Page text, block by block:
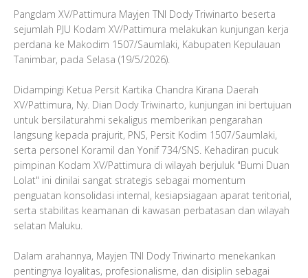
​Pangdam XV/Pattimura Mayjen TNI Dody Triwinarto beserta
sejumlah PJU Kodam XV/Pattimura melakukan kunjungan kerja
perdana ke Makodim 1507/Saumlaki, Kabupaten Kepulauan
Tanimbar, pada Selasa (19/5/2026).
Didampingi Ketua Persit Kartika Chandra Kirana Daerah
XV/Pattimura, Ny. Dian Dody Triwinarto, kunjungan ini bertujuan
untuk bersilaturahmi sekaligus memberikan pengarahan
langsung kepada prajurit, PNS, Persit Kodim 1507/Saumlaki,
serta personel Koramil dan Yonif 734/SNS. Kehadiran pucuk
pimpinan Kodam XV/Pattimura di wilayah berjuluk "Bumi Duan
Lolat" ini dinilai sangat strategis sebagai momentum
penguatan konsolidasi internal, kesiapsiagaan aparat teritorial,
serta stabilitas keamanan di kawasan perbatasan dan wilayah
selatan Maluku.
​Dalam arahannya, Mayjen TNI Dody Triwinarto menekankan
pentingnya loyalitas, profesionalisme, dan disiplin sebagai